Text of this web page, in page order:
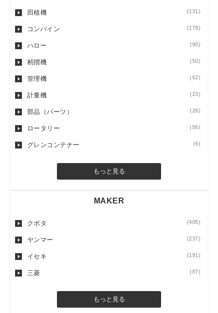
田植機 (131)
コンバイン (178)
ハロー (90)
籾摺機 (50)
管理機 (62)
計量機 (23)
部品（パーツ） (26)
ロータリー (56)
グレンコンテナー (6)
もっと見る
MAKER
クボタ (405)
ヤンマー (237)
イセキ (191)
三菱 (87)
もっと見る